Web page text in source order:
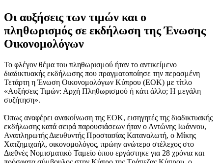
Οι αυξήσεις των τιμών και ο
πληθωρισμός σε εκδήλωση της Ένωσης
Οικονομολόγων
Το φλέγον θέμα του πληθωρισμού ήταν το αντικείμενο
διαδικτυακής εκδήλωσης που πραγματοποίησε την περασμένη
Τετάρτη η Ένωση Οικονομολόγων Κύπρου (ΕΟΚ) με τίτλο
«Αυξήσεις Τιμών: Αρχή Πληθωρισμού ή κάτι άλλο; Η μεγάλη
συζήτηση».
Όπως αναφέρει ανακοίνωση της ΕΟΚ, εισηγητές της διαδικτυακής
εκδήλωσης κατά σειρά παρουσιάσεων ήταν ο Αντώνης Ιωάννου,
Αναπληρωτής Διευθυντής Προστασίας Καταναλωτή, ο Μίκης
Χατζημιχαήλ, οικονομολόγος, πρώην ανώτερο στέλεχος στο
Διεθνές Νομισματικό Ταμείο όπου εργάστηκε για 28 χρόνια και